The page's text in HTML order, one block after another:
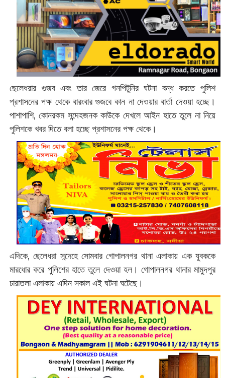
ছেলেধরার গুজব এবং তার জেরে গনপিটুনির ঘটনা বন্ধ করতে পুলিশ
প্রশাসনের পক্ষ থেকে বারংবার গুজবে কান না দেওয়ার বার্তা দেওয়া হচ্ছে।
পাশাপাশি, কোনরকম সন্দেহজনক কাউকে দেখলে আইন হাতে তুলে না নিয়ে
পুলিশকে খবর দিতে বলা হচ্ছে প্রশাসনের পক্ষ থেকে।‌
এদিকে, ছেলেধরা সন্দেহে সোমবার গোপালনগর থানা এলাকায় এক যুবককে
মারধোর করে পুলিশের হাতে তুলে দেওয়া হল। গোপালনগর থানার মামুদপুর
চারাতলা এলাকায় এদিন সকাল এই ঘটনা ঘটেছে।